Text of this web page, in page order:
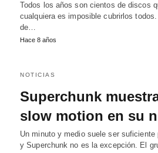
Todos los años son cientos de discos
cualquiera es imposible cubrirlos
de…
Hace 8 años
NOTICIAS
Superchunk
slow motion en su
Un minuto y medio suele ser suficiente
y Superchunk no es la excepción. El